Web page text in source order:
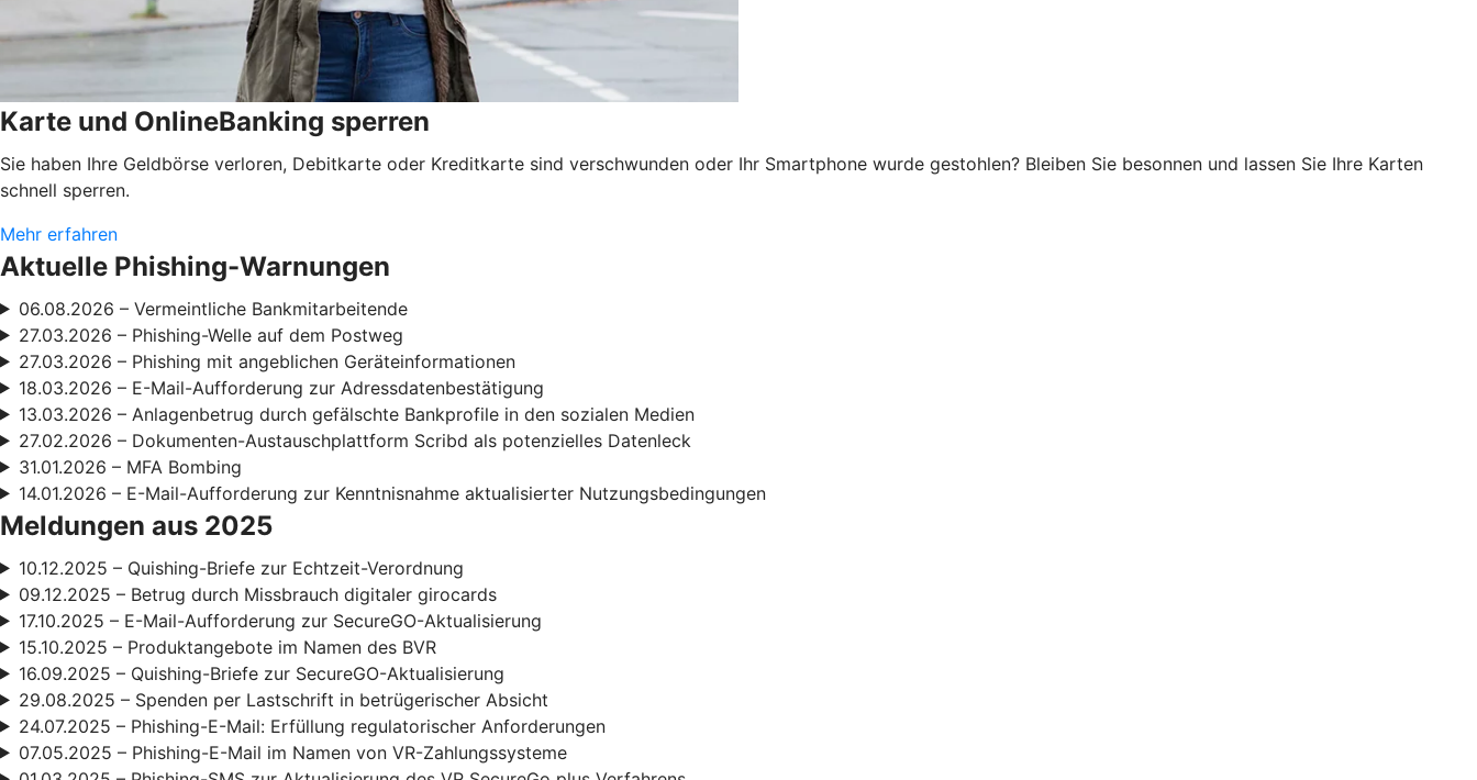
Karte und OnlineBanking sperren
Sie haben Ihre Geldbörse verloren, Debitkarte oder Kreditkarte sind verschwunden oder Ihr Smartphone wurde gestohlen? Bleiben Sie besonnen und lassen Sie Ihre Karten
schnell sperren.
Mehr erfahren
Aktuelle Phishing-Warnungen
06.08.2026 – Vermeintliche Bankmitarbeitende
27.03.2026 – Phishing-Welle auf dem Postweg
27.03.2026 – Phishing mit angeblichen Geräteinformationen
18.03.2026 – E-Mail-Aufforderung zur Adressdatenbestätigung
13.03.2026 – Anlagenbetrug durch gefälschte Bankprofile in den sozialen Medien
27.02.2026 – Dokumenten-Austauschplattform Scribd als potenzielles Datenleck
31.01.2026 – MFA Bombing
14.01.2026 – E-Mail-Aufforderung zur Kenntnisnahme aktualisierter Nutzungsbedingungen
Meldungen aus 2025
10.12.2025 – Quishing-Briefe zur Echtzeit-Verordnung
09.12.2025 – Betrug durch Missbrauch digitaler girocards
17.10.2025 – E-Mail-Aufforderung zur SecureGO-Aktualisierung
15.10.2025 – Produktangebote im Namen des BVR
16.09.2025 – Quishing-Briefe zur SecureGO-Aktualisierung
29.08.2025 – Spenden per Lastschrift in betrügerischer Absicht
24.07.2025 – Phishing-E-Mail: Erfüllung regulatorischer Anforderungen
07.05.2025 – Phishing-E-Mail im Namen von VR-Zahlungssysteme